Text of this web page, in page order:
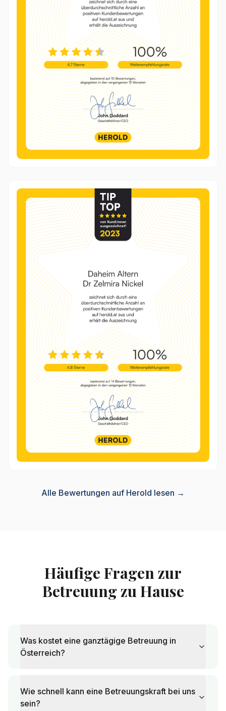
Alle Bewertungen auf Herold lesen →
Häufige Fragen zur
Betreuung zu Hause
Was kostet eine ganztägige Betreuung in
Österreich?
Wie schnell kann eine Betreuungskraft bei uns
sein?